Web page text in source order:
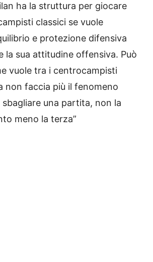
ha la struttura per giocare
classici se vuole
e protezione difensiva
la sua attitudine offensiva. Può
vuole tra i centrocampisti
non faccia più il fenomeno
una partita, non la
meno la terza”